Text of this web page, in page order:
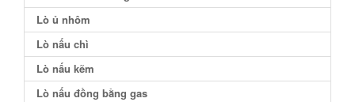
Lò ủ nhôm
Lò nấu chì
Lò nấu kẽm
Lò nấu đồng bằng gas